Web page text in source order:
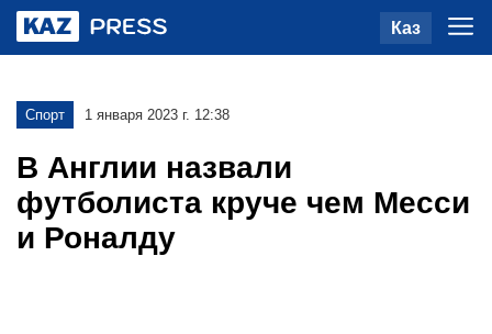
Каз
Спорт 1 января 2023 г. 12:38
В Англии назвали
футболиста круче чем Месси
и Роналду